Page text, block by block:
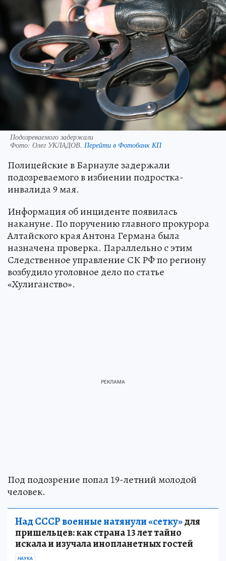
Подозреваемого задержали
Фото: Олег УКЛАДОВ. Перейти в Фотобанк КП
Полицейские в Барнауле задержали
подозреваемого в избиении подростка-
инвалида 9 мая.
Информация об инциденте появилась
накануне. По поручению главного прокурора
Алтайского края Антона Германа была
назначена проверка. Параллельно с этим
Следственное управление СК РФ по региону
возбудило уголовное дело по статье
«Хулиганство».
Под подозрение попал 19-летний молодой
человек.
Над СССР военные натянули «сетку»для
пришельцев: как страна 13 лет тайно
искала и изучала инопланетных гостей
НАУКА